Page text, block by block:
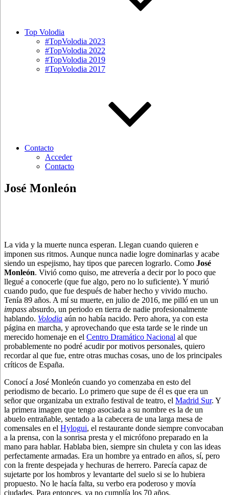
Top Volodia
#TopVolodia 2023
#TopVolodia 2022
#TopVolodia 2019
#TopVolodia 2017
Contacto
Acceder
Contacto
José Monleón
La vida y la muerte nunca esperan. Llegan cuando quieren e
imponen sus ritmos. Aunque nunca nadie logre dominarlas y acabe
siendo un espejismo, hay tipos que parecen lograrlo. Como José
Monleón. Vivió como quiso, me atrevería a decir por lo poco que
llegué a conocerle (que fue algo, pero no lo suficiente). Y murió
cuando pudo, que fue después de haber hecho y vivido mucho.
Tenía 89 años. A mí su muerte, en julio de 2016, me pilló en un un
impass absurdo, un periodo en tierra de nadie profesionalmente
hablando. Volodia aún no había nacido. Pero ahora, ya con esta
página en marcha, y aprovechando que esta tarde se le rinde un
merecido homenaje en el Centro Dramático Nacional al que
probablemente no podré acudir por motivos personales, quiero
recordar al que fue, entre otras muchas cosas, uno de los principales
críticos de España.
Conocí a José Monleón cuando yo comenzaba en esto del
periodismo de becario. Lo primero que supe de él es que era un
señor que organizaba un extraño festival de teatro, el Madrid Sur. Y
la primera imagen que tengo asociada a su nombre es la de un
abuelo entrañable, sentado a la cabecera de una larga mesa de
comensales en el Hylogui, el restaurante donde siempre convocaban
a la prensa, con la sonrisa presta y el micrófono preparado en la
mano para hablar. Hablaba bien, siempre sin chuleta y con las ideas
perfectamente armadas. Era un hombre ya entrado en años, sí, pero
con la frente despejada y hechuras de herrero. Parecía capaz de
sujetarte por los hombros y levantarte del suelo si se lo hubiera
propuesto. No le hacía falta, su verbo era poderoso y movía
ciudades. Para entonces, ya no cumplía los 70 años.